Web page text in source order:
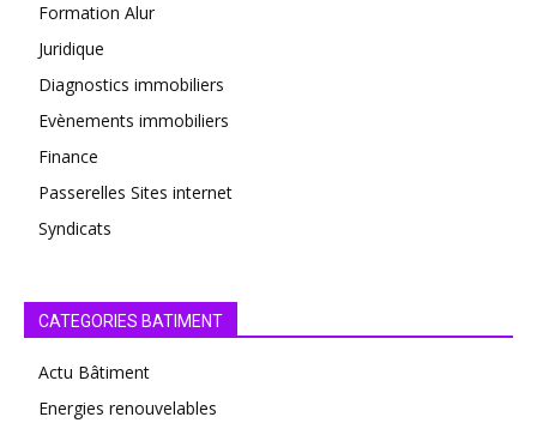
Formation Alur
Juridique
Diagnostics immobiliers
Evènements immobiliers
Finance
Passerelles Sites internet
Syndicats
CATEGORIES BATIMENT
Actu Bâtiment
Energies renouvelables